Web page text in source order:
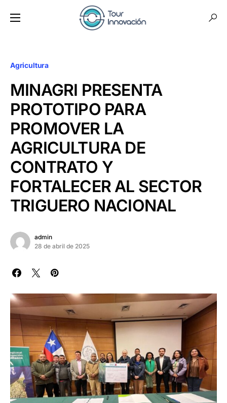
Agricultura
MINAGRI PRESENTA
PROTOTIPO PARA
PROMOVER LA
AGRICULTURA DE
CONTRATO Y
FORTALECER AL SECTOR
TRIGUERO NACIONAL
admin
28 de abril de 2025